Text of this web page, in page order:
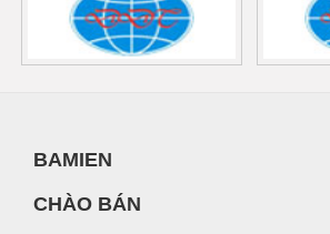
BAMIEN
CHÀO BÁN